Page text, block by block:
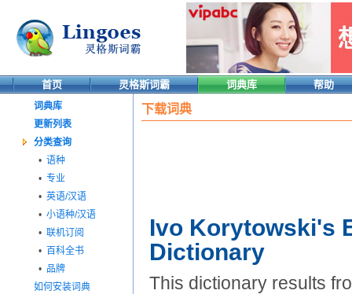
首页 灵格斯词霸 词典库 帮助
词典库
更新列表
分类查询
• 语种
• 专业
• 英语/汉语
• 小语种/汉语
• 联机订阅
• 百科全书
• 品牌
如何安装词典
下载词典
Ivo Korytowski's
Dictionary
This dictionary results